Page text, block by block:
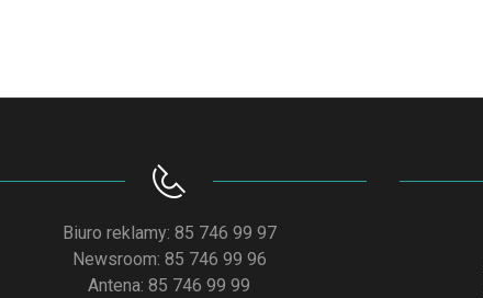
Biuro reklamy: 85 746 99 97
Newsroom: 85 746 99 96
Antena: 85 746 99 99